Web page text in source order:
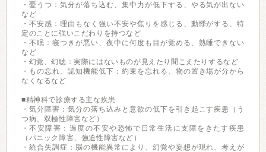
・憂うつ：気分が落ち込む、集中力が低下する、やる気が出ない
など
・不安感：理由もなく強い不安や焦りを感じる、動悸がする、特
定のことに強いこだわりを持つなど
・不眠：寝つきが悪い、夜中に何度も目が覚める、熟睡できない
など
・幻覚、幻聴：実際にはないものが見えたり聞こえたりするなど
・もの忘れ、認知機能低下：約束を忘れる、物の置き場が分から
なくなるなど
■精神科で診療する主な疾患
・気分障害：気分の落ち込みと意欲の低下を引き起こす疾患（う
つ病、双極性障害など）
・不安障害：過度の不安や恐怖で日常生活に支障をきたす疾患
（パニック障害、強迫性障害など）
・統合失調症：脳の機能異常により、幻覚や妄想が現れ、考えが